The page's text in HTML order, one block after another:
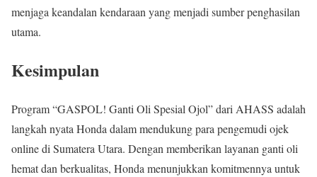
menjaga keandalan kendaraan yang menjadi sumber penghasilan
utama.
Kesimpulan
Program “GASPOL! Ganti Oli Spesial Ojol” dari AHASS adalah
langkah nyata Honda dalam mendukung para pengemudi ojek
online di Sumatera Utara. Dengan memberikan layanan ganti oli
hemat dan berkualitas, Honda menunjukkan komitmennya untuk